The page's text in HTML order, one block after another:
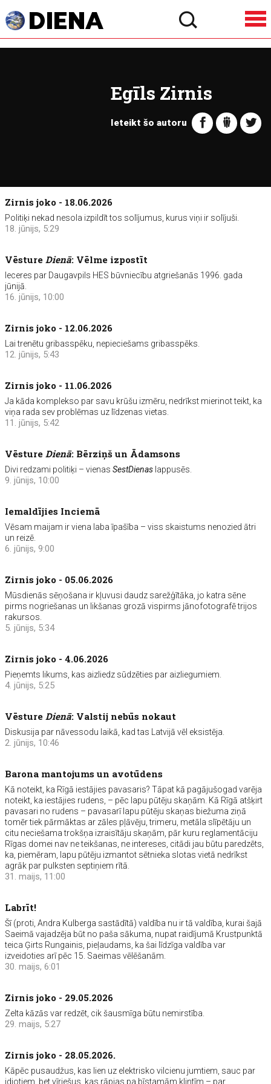
Egīls Zirnis
Ieteikt šo autoru
Zirnis joko - 18.06.2026
Politiķi nekad nesola izpildīt tos solījumus, kurus viņi ir solījuši.
18. jūnijs, 5:29
VēstureDienā: Vēlme izpostīt
Ieceres par Daugavpils HES būvniecību atgriešanās 1996. gada
jūnijā.
16. jūnijs, 10:00
Zirnis joko - 12.06.2026
Lai trenētu gribasspēku, nepieciešams gribasspēks.
12. jūnijs, 5:43
Zirnis joko - 11.06.2026
Ja kāda komplekso par savu krūšu izmēru, nedrīkst mierinot teikt, ka
viņa rada sev problēmas uz līdzenas vietas.
11. jūnijs, 5:42
VēstureDienā: Bērziņš un Ādamsons
Divi redzami politiķi – vienasSestDienas lappusēs.
9. jūnijs, 10:00
Iemaldījies Inciemā
Vēsam maijam ir viena laba īpašība – viss skaistums nenozied ātri
un reizē.
6. jūnijs, 9:00
Zirnis joko - 05.06.2026
Mūsdienās sēņošana ir kļuvusi daudz sarežģītāka, jo katra sēne
pirms nogriešanas un likšanas grozā vispirms jānofotografē trijos
rakursos.
5. jūnijs, 5:34
Zirnis joko - 4.06.2026
Pieņemts likums, kas aizliedz sūdzēties par aizliegumiem.
4. jūnijs, 5:25
VēstureDienā: Valstij nebūs nokaut
Diskusija par nāvessodu laikā, kad tas Latvijā vēl eksistēja.
2. jūnijs, 10:46
Barona mantojums un avotūdens
Kā noteikt, ka Rīgā iestājies pavasaris? Tāpat kā pagājušogad varēja
noteikt, ka iestājies rudens, – pēc lapu pūtēju skaņām. Kā Rīgā atšķirt
pavasari no rudens – pavasarī lapu pūtēju skaņas biežuma ziņā
tomēr tiek pārmāktas ar zāles pļāvēju, trimeru, metāla slīpētāju un
citu neciešama trokšņa izraisītāju skaņām, pār kuru reglamentāciju
Rīgas domei nav ne teikšanas, ne intereses, citādi jau būtu paredzēts,
ka, piemēram, lapu pūtēju izmantot sētnieka slotas vietā nedrīkst
agrāk par pulksten septiņiem rītā.
31. maijs, 11:00
Labrīt!
Šī (proti, Andra Kulberga sastādītā) valdība nu ir tā valdība, kurai šajā
Saeimā vajadzēja būt no paša sākuma, nupat raidījumā Krustpunktā
teica Ģirts Rungainis, pieļaudams, ka šai līdzīga valdība var
izveidoties arī pēc 15. Saeimas vēlēšanām.
30. maijs, 6:01
Zirnis joko - 29.05.2026
Zelta kāzās var redzēt, cik šausmīga būtu nemirstība.
29. maijs, 5:27
Zirnis joko - 28.05.2026.
Kāpēc pusaudžus, kas lien uz elektrisko vilcienu jumtiem, sauc par
idiotiem, bet vīriešus, kas rāpjas pa bīstamām klintīm – par